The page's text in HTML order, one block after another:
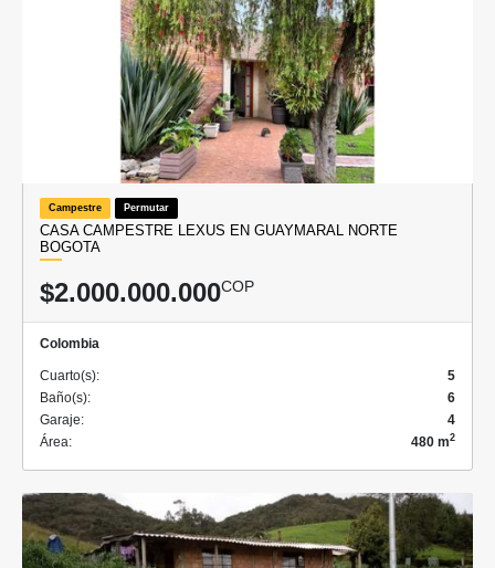
Campestre Permutar
CASA CAMPESTRE LEXUS EN GUAYMARAL NORTE
BOGOTA
$2.000.000.000COP
Colombia
Cuarto(s):
5
Baño(s):
6
Garaje:
4
Área:
480 m2